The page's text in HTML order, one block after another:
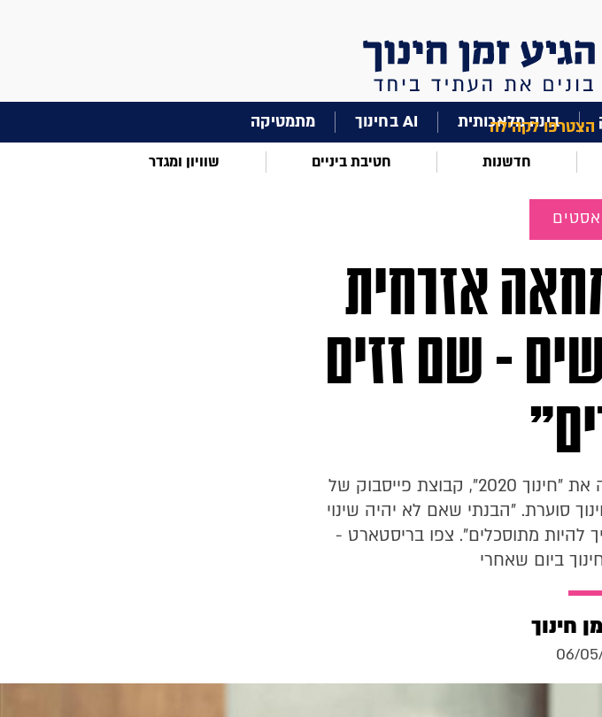
הצטרפו לקהילה
בינה מלאכותית AI בחינוך מתמטיקה
חדשנות חטיבת ביניים שוויון ומגדר
אזרחית
- שם זזים
מיכל מדמון, מורה למתמטיקה, הקימה את "חינוך 2020", קבוצת פייסבוק של
סוערת. "הבנתי שאם לא יהיה שינוי
להיות מתוסכלים". צפו בריסטארט -
ביום שאחרי
חינוך
06/